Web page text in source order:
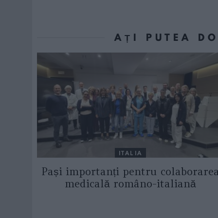
AȚI PUTEA
ITALIA
Pași importanți pentru
medicală româno-italiană